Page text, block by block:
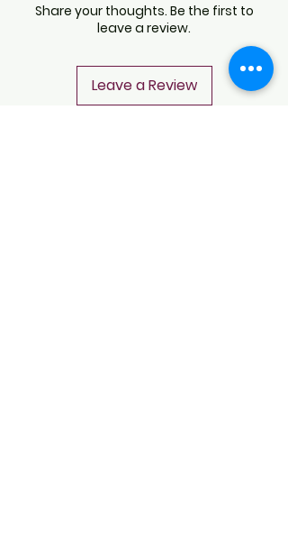
Share your thoughts. Be the first to
leave a review.
Leave a Review